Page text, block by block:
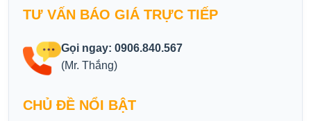
TƯ VẤN BÁO GIÁ TRỰC TIẾP
Gọi ngay: 0906.840.567
(Mr. Thắng)
CHỦ ĐỀ NỔI BẬT